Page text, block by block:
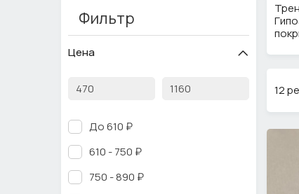
Фильтр
Цена
До 610 ₽
610 - 750 ₽
750 - 890 ₽
12